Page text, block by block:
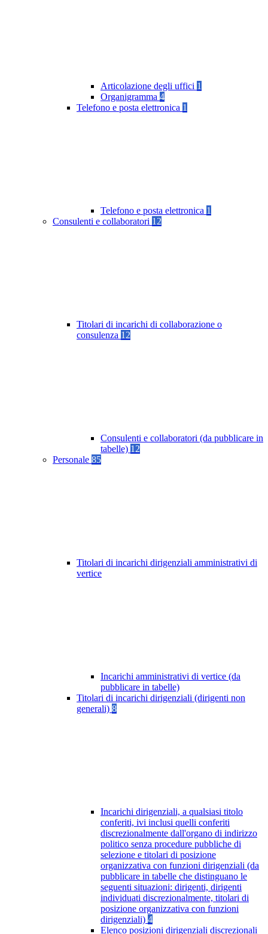
Articolazione degli uffici 1
Organigramma 4
Telefono e posta elettronica 1
Telefono e posta elettronica 1
Consulenti e collaboratori 12
Titolari di incarichi di collaborazione o
consulenza 12
Consulenti e collaboratori (da pubblicare in
tabelle) 12
Personale 85
Titolari di incarichi dirigenziali amministrativi di
vertice
Incarichi amministrativi di vertice (da
pubblicare in tabelle)
Titolari di incarichi dirigenziali (dirigenti non
generali) 8
Incarichi dirigenziali, a qualsiasi titolo
conferiti, ivi inclusi quelli conferiti
discrezionalmente dall'organo di indirizzo
politico senza procedure pubbliche di
selezione e titolari di posizione
organizzativa con funzioni dirigenziali (da
pubblicare in tabelle che distinguano le
seguenti situazioni: dirigenti, dirigenti
individuati discrezionalmente, titolari di
posizione organizzativa con funzioni
dirigenziali) 4
Elenco posizioni dirigenziali discrezionali